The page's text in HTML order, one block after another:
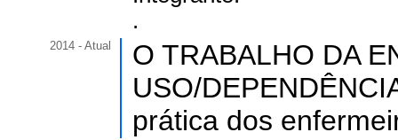
.
2014 - Atual
O TRABALHO DA
USO/
prática dos